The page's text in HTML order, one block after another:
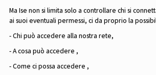
Ma Ise non si limita solo a controllare chi si
ai suoi eventuali permessi, ci da proprio la
- Chi può accedere alla nostra rete,
- A cosa può accedere ,
- Come ci possa accedere ,